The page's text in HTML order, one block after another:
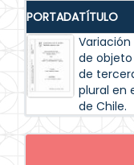
PORTADATÍTULO
de
de
plural en
de Chile.